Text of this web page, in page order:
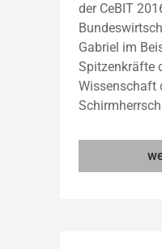
der CeBIT
Gabriel im
Spitzenkräfte
Wissenschaft